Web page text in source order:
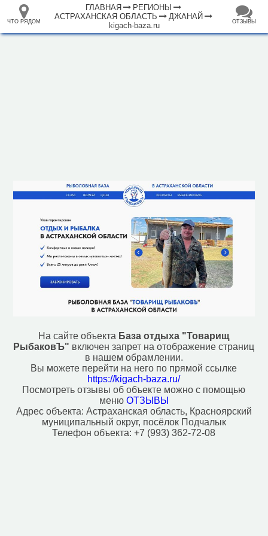
ОТЗЫВЫ
ЧТО РЯДОМ
ГЛАВНАЯ
РЕГИОНЫ
АСТРАХАНСКАЯ ОБЛАСТЬ
ДЖАНАЙ
kigach-baza.ru
1000 м
На сайте объекта База отдыха "Товарищ
РыбаковЪ" включен запрет на отображение страниц
в нашем обрамлении.
Вы можете перейти на него по прямой ссылке
https://kigach-baza.ru/
Посмотреть отзывы об объекте можно с помощью
меню ОТЗЫВЫ
Адрес объекта: Астраханская область, Красноярский
муниципальный округ, посёлок Подчалык
Телефон объекта:+7 (993) 362-72-08